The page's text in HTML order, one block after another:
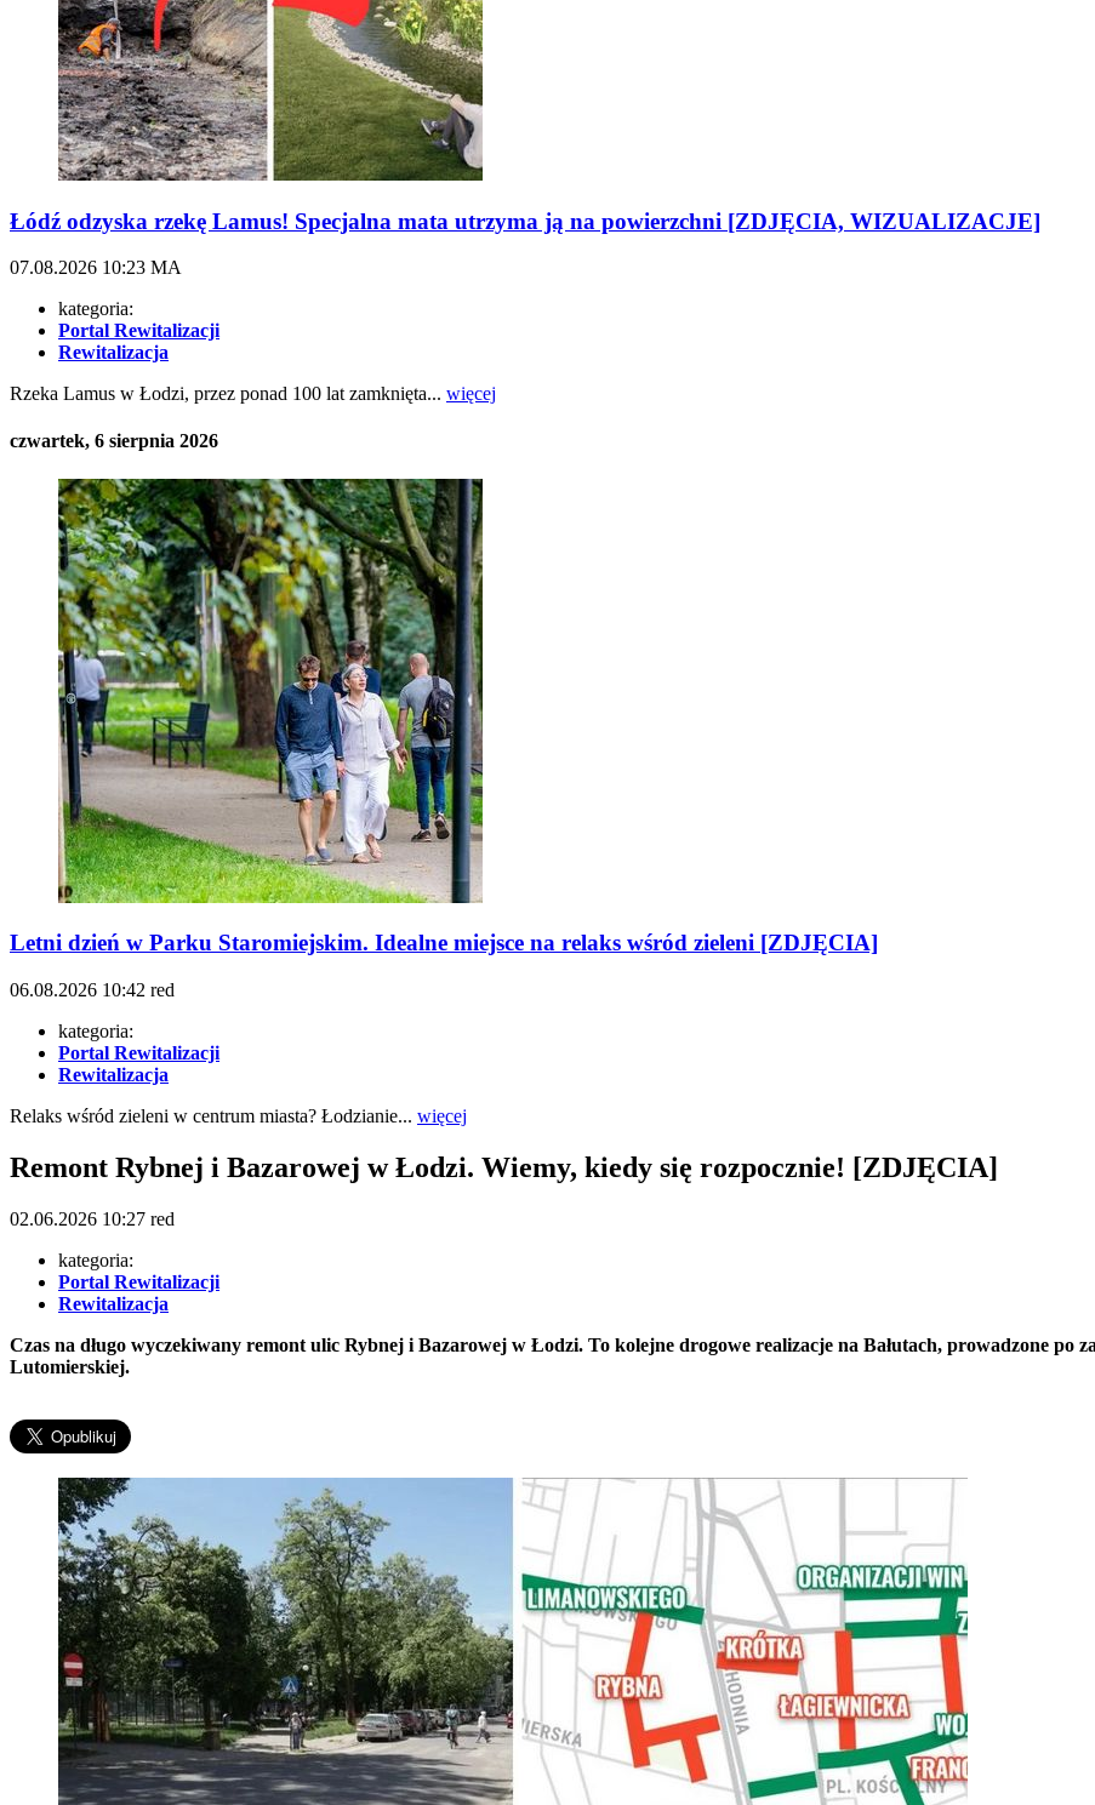
Łódź odzyska rzekę Lamus! Specjalna mata utrzyma ją na powierzchni [ZDJĘCIA, WIZUALIZACJE]
07.08.2026 10:23 MA
kategoria:
Portal Rewitalizacji
Rewitalizacja
Rzeka Lamus w Łodzi, przez ponad 100 lat zamknięta... więcej
czwartek, 6 sierpnia 2026
Letni dzień w Parku Staromiejskim. Idealne miejsce na relaks wśród zieleni [ZDJĘCIA]
06.08.2026 10:42 red
kategoria:
Portal Rewitalizacji
Rewitalizacja
Relaks wśród zieleni w centrum miasta? Łodzianie... więcej
Remont Rybnej i Bazarowej w Łodzi. Wiemy, kiedy się rozpocznie! [ZDJĘCIA]
02.06.2026 10:27 red
kategoria:
Portal Rewitalizacji
Rewitalizacja
Czas na długo wyczekiwany remont ulic Rybnej i Bazarowej w Łodzi. To kolejne drogowe realizacje na Bałutach, prowadzone po
Lutomierskiej.